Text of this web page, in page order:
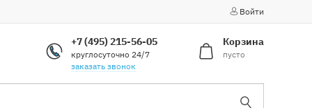
Войти
+7 (495) 215-56-05
круглосуточно 24/7
заказать звонок
Корзина
пусто